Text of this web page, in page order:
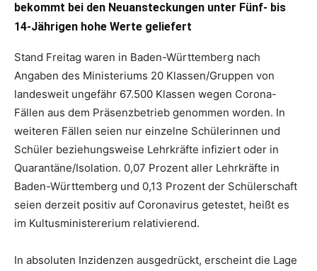
bekommt bei den Neuansteckungen unter Fünf- bis
14-Jährigen hohe Werte geliefert
Stand Freitag waren in Baden-Württemberg nach
Angaben des Ministeriums 20 Klassen/Gruppen von
landesweit ungefähr 67.500 Klassen wegen Corona-
Fällen aus dem Präsenzbetrieb genommen worden. In
weiteren Fällen seien nur einzelne Schülerinnen und
Schüler beziehungsweise Lehrkräfte infiziert oder in
Quarantäne/Isolation. 0,07 Prozent aller Lehrkräfte in
Baden-Württemberg und 0,13 Prozent der Schülerschaft
seien derzeit positiv auf Coronavirus getestet, heißt es
im Kultusministererium relativierend.
In absoluten Inzidenzen ausgedrückt, erscheint die Lage